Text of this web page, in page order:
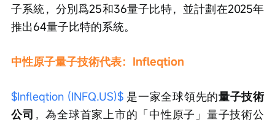
子系統，分別爲25和36量子比特，並計劃在2025年
推出64量子比特的系統。
中性原子量子技術代表：Infleqtion
$Infleqtion (INFQ.US)$ 是一家全球領先的量子技術
公司 ，為全球首家上市的「中性原子」量子技術公